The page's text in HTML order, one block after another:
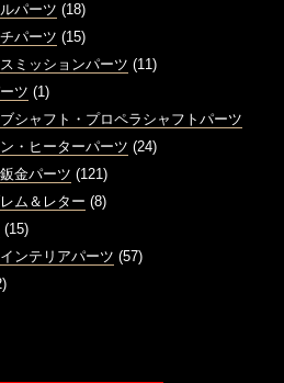
パーツ (18)
パーツ (15)
ミッションパーツ (11)
ツ (1)
シャフト・プロペラシャフトパーツ
・ヒーターパーツ (24)
金パーツ (121)
ム＆レター (8)
(15)
ンテリアパーツ (57)